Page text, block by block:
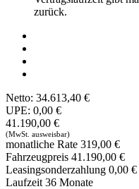
zurück.
Netto: 34.613,40 €
UPE: 0,00 €
41.190,00 €
(MwSt. ausweisbar)
monatliche Rate 319,00 €
Fahrzeugpreis 41.190,00 €
Leasingsonderzahlung 0,00 €
Laufzeit 36 Monate